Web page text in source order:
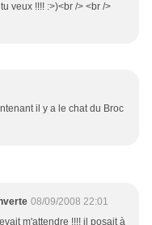
veux !!!! :>)<br /> <br />
il y a le chat du Broc
08/09/2008 22:01
m'attendre !!!! il posait à